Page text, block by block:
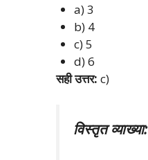
a) 3
b) 4
c) 5
d) 6
सही उत्तर: c)
विस्तृत व्याख्या: